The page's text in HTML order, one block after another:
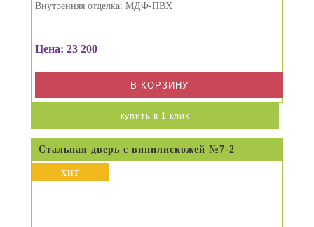
Внутренняя отделка: МДФ-ПВХ
Цена: 23 200
В КОРЗИНУ
купить в 1 клик
Стальная дверь с винилискожей №7-2
ХИТ